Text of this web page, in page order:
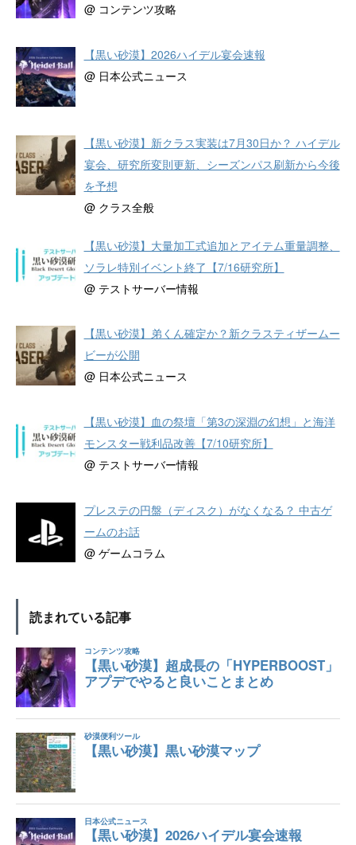
@ コンテンツ攻略
【黒い砂漠】2026ハイデル宴会速報
@ 日本公式ニュース
【黒い砂漠】新クラス実装は7月30日か？ ハイデル
宴会、研究所変則更新、シーズンパス刷新から今後
を予想
@ クラス全般
【黒い砂漠】大量加工式追加とアイテム重量調整、
ソラレ特別イベント終了【7/16研究所】
@ テストサーバー情報
【黒い砂漠】弟くん確定か？新クラスティザームー
ビーが公開
@ 日本公式ニュース
【黒い砂漠】血の祭壇「第3の深淵の幻想」と海洋
モンスター戦利品改善【7/10研究所】
@ テストサーバー情報
プレステの円盤（ディスク）がなくなる？ 中古ゲ
ームのお話
@ ゲームコラム
読まれている記事